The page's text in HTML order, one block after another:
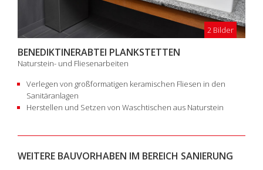
2 Bilder
BENEDIKTINERABTEI PLANKSTETTEN
Naturstein- und Fliesenarbeiten
Verlegen von großformatigen keramischen Fliesen in den
Sanitäranlagen
Herstellen und Setzen von Waschtischen aus Naturstein
WEITERE BAUVORHABEN IM BEREICH SANIERUNG